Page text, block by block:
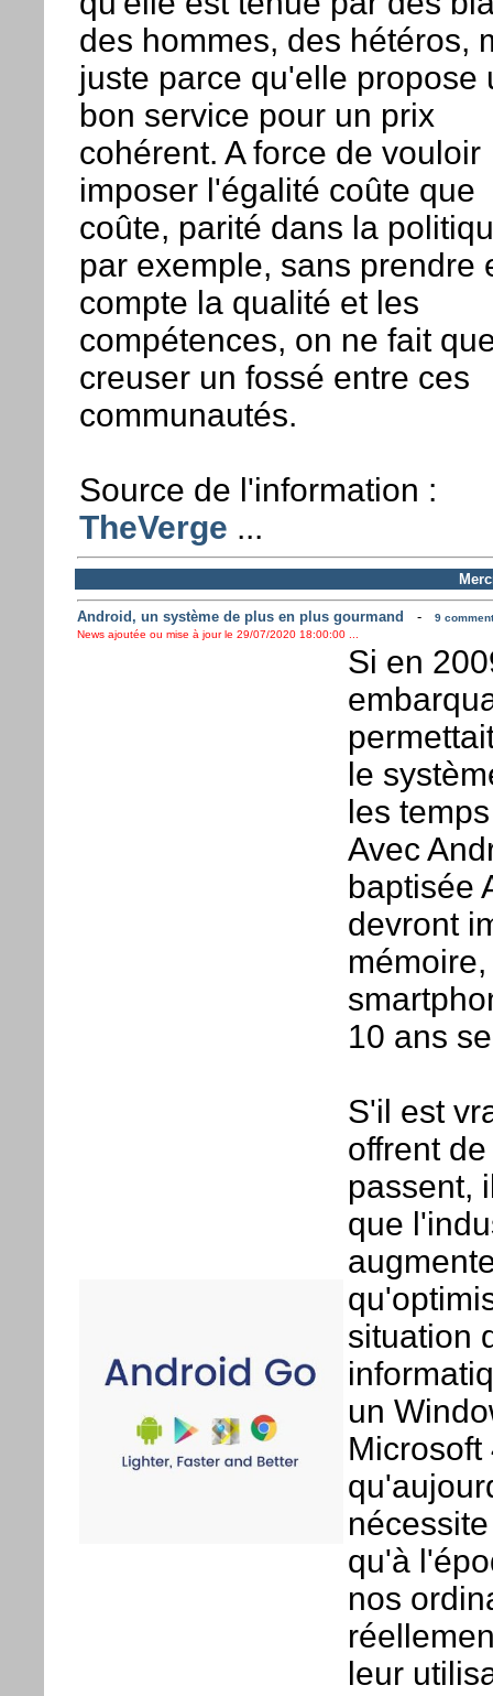
des hommes, des hétéros,
juste parce qu'elle propose
bon service pour un prix
cohérent. A force de vouloir
imposer l'égalité coûte que
coûte, parité dans la
par exemple, sans prendre
compte la qualité et les
compétences, on ne fait
creuser un fossé entre ces
communautés.
Source de l'information :
TheVerge ...
Android, un système de plus en plus gourmand -
9
News ajoutée ou mise à jour le 29/07/2020 18:00:00 ...
Si en
le
les
Avec
baptisée
devront
10 ans
S'il est
offrent
passent,
que
situation
un
qu'à
nos
leur